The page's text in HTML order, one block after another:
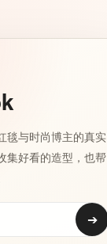
毯与时尚博主的真实
集好看的造型，也帮
➔